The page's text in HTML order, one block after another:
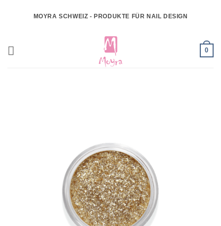
MOYRA SCHWEIZ - PRODUKTE FÜR NAIL DESIGN
0